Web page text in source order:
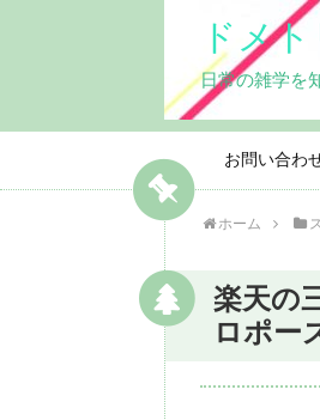
ドメ
日常の雑学を
お問い合わ
ホーム
楽天の
ロポー